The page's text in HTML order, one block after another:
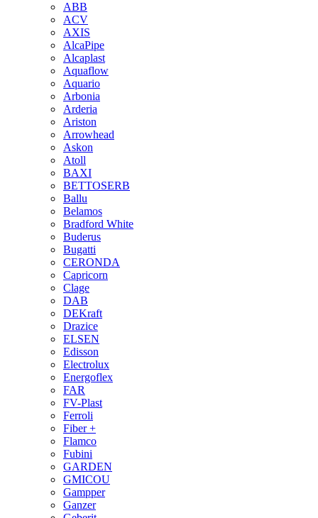
ABB
ACV
AXIS
AlcaPipe
Alcaplast
Aquaflow
Aquario
Arbonia
Arderia
Ariston
Arrowhead
Askon
Atoll
BAXI
BETTOSERB
Ballu
Belamos
Bradford White
Buderus
Bugatti
CERONDA
Capricorn
Clage
DAB
DEKraft
Drazice
ELSEN
Edisson
Electrolux
Energoflex
FAR
FV-Plast
Ferroli
Fiber +
Flamco
Fubini
GARDEN
GMICOU
Gampper
Ganzer